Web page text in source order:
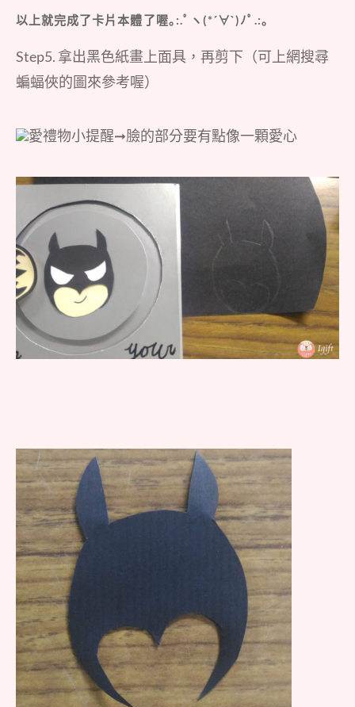
以上就完成了卡片本體了喔｡:.ﾟヽ(*´∀`)ﾉﾟ.:｡
Step5. 拿出黑色紙畫上面具，再剪下（可上網搜尋
蝙蝠俠的圖來參考喔）
愛禮物小提醒➞臉的部分要有點像一顆愛心